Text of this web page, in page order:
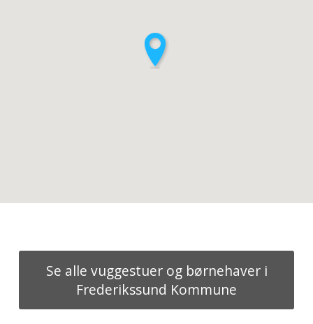
Se alle vuggestuer og børnehaver i
Frederikssund Kommune